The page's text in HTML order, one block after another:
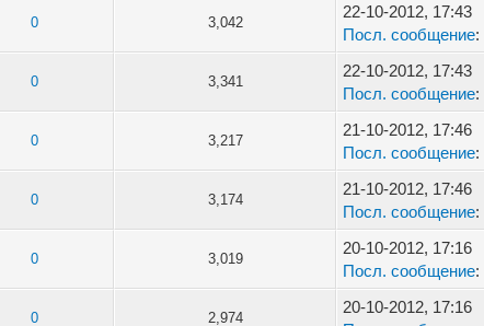
0 3,042
22-10-2012, 17:43
Посл. сообщение:
0 3,341
22-10-2012, 17:43
Посл. сообщение:
0 3,217
21-10-2012, 17:46
Посл. сообщение:
0 3,174
21-10-2012, 17:46
Посл. сообщение:
0 3,019
20-10-2012, 17:16
Посл. сообщение:
0 2,974
20-10-2012, 17:16